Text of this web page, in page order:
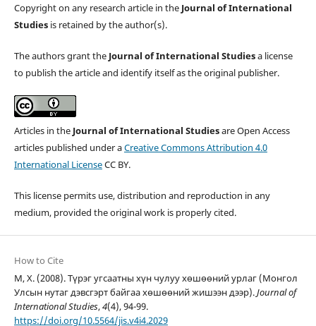
Copyright on any research article in the Journal of International
Studiesis retained by the author(s).
The authors grant the Journal of International Studiesa license
to publish the article and identify itself as the original publisher.
Articles in the Journal of International Studiesare Open Access
articles published under aCreative Commons Attribution 4.0
International LicenseCC BY.
This license permits use, distribution and reproduction in any
medium, provided the original work is properly cited.
How to Cite
М, Х. (2008). Түрэг угсаатны хүн чулуу хөшөөний урлаг (Монгол
Улсын нутаг дэвсгэрт байгаа хөшөөний жишээн дээр).Journal of
International Studies,4(4), 94-99.
https://doi.org/10.5564/jis.v4i4.2029